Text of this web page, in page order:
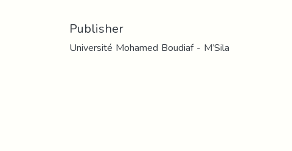
Publisher
Université Mohamed Boudiaf - M’Sila